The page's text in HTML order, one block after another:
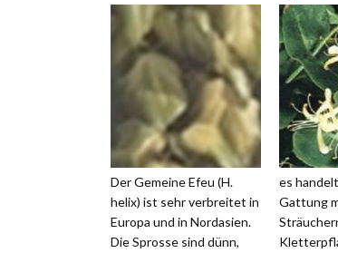
Der Gemeine Efeu (H.
helix) ist sehr verbreitet in
Europa und in Nordasien.
Die Sprosse sind dünn,
es
Gattung